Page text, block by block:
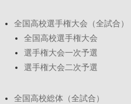
全国高校選手権大会（全試合）
全国高校選手権大会
選手権大会一次予選
選手権大会二次予選
全国高校総体（全試合）